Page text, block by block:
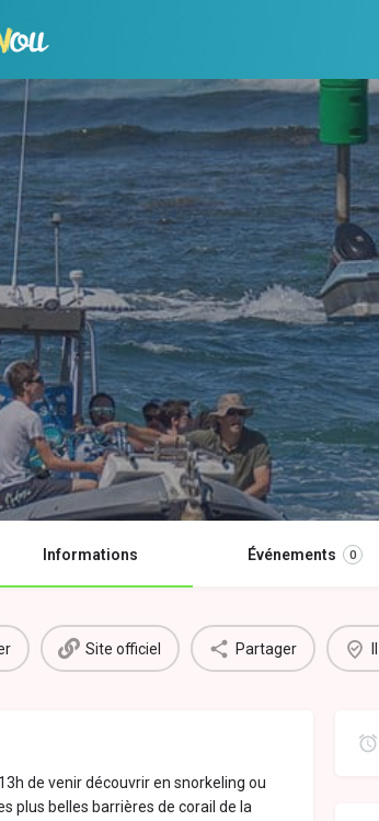
Informations Événements 0
Site officiel Partager
de venir découvrir en snorkeling ou
plus belles barrières de corail de la